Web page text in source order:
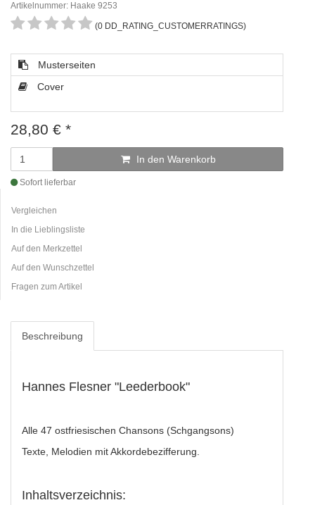
Artikelnummer: Haake 9253
(0 DD_RATING_CUSTOMERRATINGS)
Musterseiten
Cover
28,80 € *
In den Warenkorb
Sofort lieferbar
Vergleichen
In die Lieblingsliste
Auf den Merkzettel
Auf den Wunschzettel
Fragen zum Artikel
Beschreibung
Hannes Flesner "Leederbook"
Alle 47 ostfriesischen Chansons (Schgangsons)
Texte, Melodien mit Akkordebezifferung.
Inhaltsverzeichnis: